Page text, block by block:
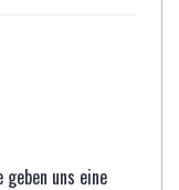
uns eine